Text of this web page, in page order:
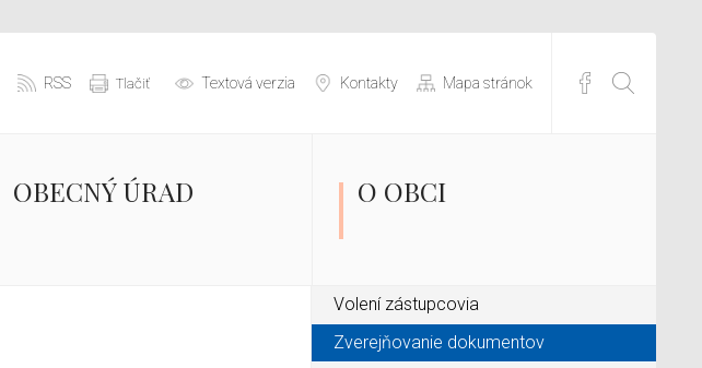
RSS Tlačiť Textová verzia Kontakty Mapa stránok
OBECNÝ ÚRAD O OBCI
Volení zástupcovia
Zverejňovanie dokumentov